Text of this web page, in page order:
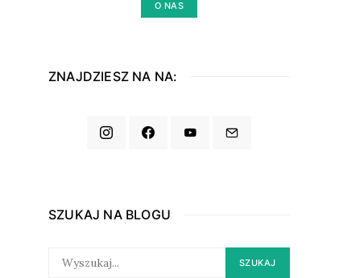
O NAS
ZNAJDZIESZ NA NA:
SZUKAJ NA BLOGU
FOR:
SZUKAJ